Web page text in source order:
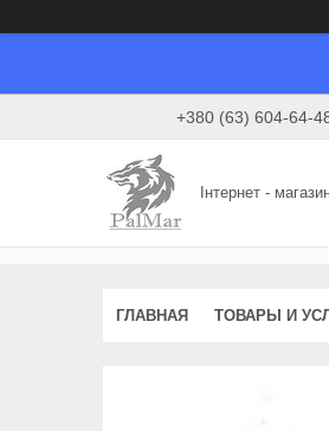
+380 (63) 604-64-
Інтернет -
ГЛАВНАЯ ТОВАРЫ И